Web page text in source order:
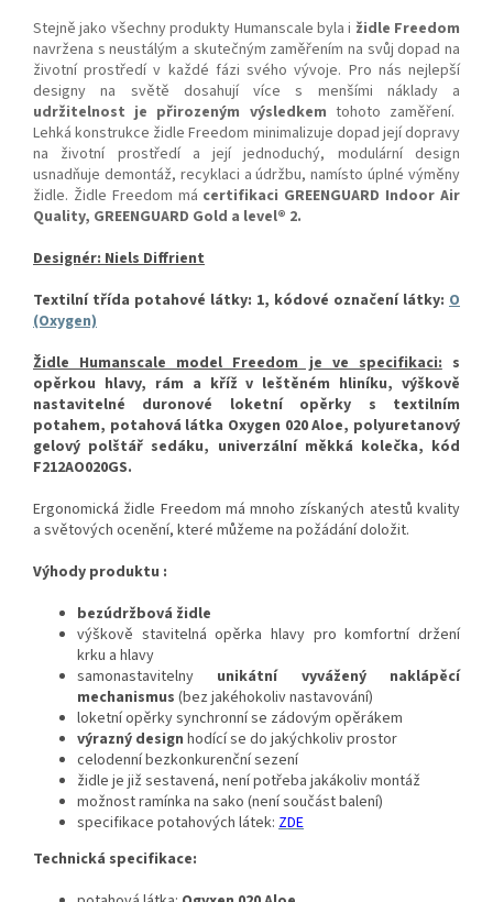
Stejně jako všechny produkty Humanscale byla i židle Freedom
navržena s neustálým a skutečným zaměřením na svůj dopad na
životní prostředí v každé fázi svého vývoje. Pro nás nejlepší
designy na světě dosahují více s menšími náklady a
udržitelnost je přirozeným výsledkem tohoto zaměření.
Lehká konstrukce židle Freedom minimalizuje dopad její dopravy
na životní prostředí a její jednoduchý, modulární design
usnadňuje demontáž, recyklaci a údržbu, namísto úplné výměny
židle. Židle Freedom má certifikaci GREENGUARD Indoor Air
Quality, GREENGUARD Gold a level® 2.
Designér: Niels Diffrient
Textilní třída potahové látky: 1, kódové označení látky: O
(Oxygen)
Židle Humanscale model Freedom je ve specifikaci:s
opěrkou hlavy, rám a kříž v leštěném hliníku, výškově
nastavitelné duronové loketní opěrky s textilním
potahem, potahová látka Oxygen 020 Aloe, polyuretanový
gelový polštář sedáku, univerzální měkká kolečka, kód
F212AO020GS.
Ergonomická židle Freedom má mnoho získaných atestů kvality
a světových ocenění, které můžeme na požádání doložit.
Výhody produktu :
bezúdržbová židle
výškově stavitelná opěrka hlavy pro komfortní držení
krku a hlavy
samonastavitelny unikátní vyvážený naklápěcí
mechanismus (bez jakéhokoliv nastavování)
loketní opěrky synchronní se zádovým opěrákem
výrazný design hodící se do jakýchkoliv prostor
celodenní bezkonkurenční sezení
židle je již sestavená, není potřeba jakákoliv montáž
možnost ramínka na sako (není součást balení)
specifikace potahových látek: ZDE
Technická specifikace: